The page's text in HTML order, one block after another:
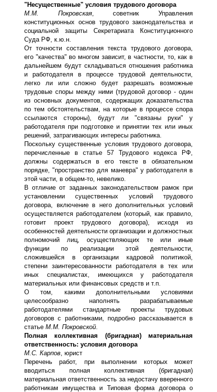
"Несущественные" условия трудового договора
М.М. Покровская, советник Управления
конституционных основ трудового законодательства и
социальной защиты Секретариата Конституционного
Суда РФ, к.ю.н.
От точности составления текста трудового договора,
его "качества" во многом зависит, в частности, то, как в
дальнейшем будут складываться отношения работника
и работодателя в процессе трудовой деятельности,
легко ли или сложно будет разрешать возможные
трудовые споры между ними (трудовой договор - один
из основных документов, содержащих доказательства
по тем обстоятельствам, на которые в процессе спора
ссылаются стороны), будут ли "связаны руки" у
работодателя при подготовке и принятии тех или иных
решений, затрагивающих интересы работника.
Поскольку существенные условия трудового договора,
перечисленные в статье 57 Трудового кодекса РФ,
должны содержаться в его тексте в обязательном
порядке, "пространство для маневра" у работодателя в
этой части, в общем-то, невелико.
В отличие от заданных законодательством рамок при
установлении существенных условий трудового
договора, включение в него дополнительных условий
осуществляется работодателем (который, как правило,
готовит проект трудового договора), исходя из
особенностей деятельности организации и должностных
полномочий лиц, осуществляющих те или иные
функции по реализации этой деятельности,
сложившейся в организации кадровой политикой,
степени заинтересованности работодателя в тех или
иных специалистах, имеющихся у работодателя
материальных или финансовых средств и т.п.
О том, какими дополнительными условиями
целесообразно наполнять разрабатываемые
работодателями стандартные проекты трудовых
договоров с работниками, подробно рассказывается в
статье М.М. Покровской
Полная коллективная (бригадная) материальная
ответственность: условия договора
М.С. Карпов , юрист
Перечень работ, при выполнении которых может
вводиться полная коллективная (бригадная)
материальная ответственность за недостачу вверенного
работникам имущества и Типовая форма договора о